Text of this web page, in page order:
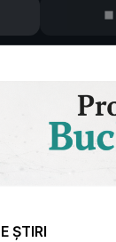
ȘTIRI